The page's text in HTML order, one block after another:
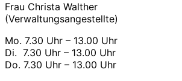
Frau Christa Walther
(Verwaltungsangestellte)
Mo. 7.30 Uhr – 13.00 Uhr
Di. 7.30 Uhr – 13.00 Uhr
Do. 7.30 Uhr – 13.00 Uhr